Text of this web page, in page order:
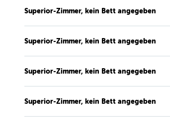
Superior-Zimmer, kein Bett angegeben
Superior-Zimmer, kein Bett angegeben
Superior-Zimmer, kein Bett angegeben
Superior-Zimmer, kein Bett angegeben